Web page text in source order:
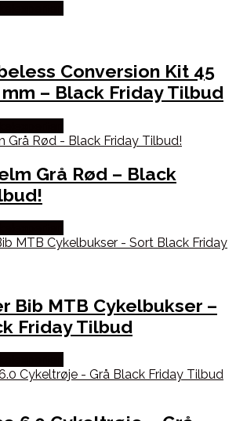
Conversion Kit 45
mm – Black Friday Tilbud
Grå Rød – Black
Bib MTB Cykelbukser –
Friday Tilbud